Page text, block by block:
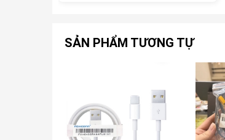
SẢN PHẨM TƯƠNG TỰ